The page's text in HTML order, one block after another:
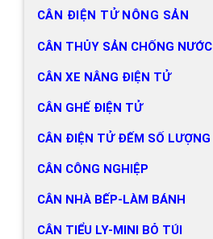
CÂN ĐIỆN TỬ NÔNG SẢN
CÂN THỦY SẢN CHỐNG NƯỚC
CÂN XE NÂNG ĐIỆN TỬ
CÂN GHẾ ĐIỆN TỬ
CÂN ĐIỆN TỬ ĐẾM SỐ LƯỢNG
CÂN CÔNG NGHIỆP
CÂN NHÀ BẾP-LÀM BÁNH
CÂN TIỂU LY-MINI BỎ TÚI